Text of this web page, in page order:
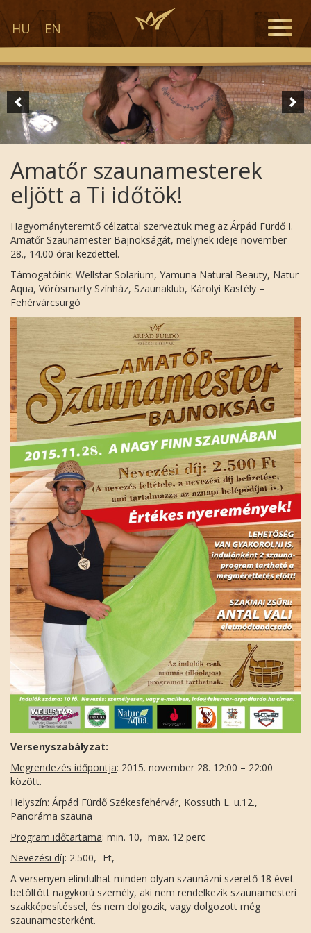
HU EN
Toggle
Amatőr szaunamesterek
eljött a Ti időtök!
Hagyományteremtő célzattal szerveztük meg az Árpád Fürdő I.
Amatőr Szaunamester Bajnokságát, melynek ideje november
28., 14.00 órai kezdettel.
Támogatóink: Wellstar Solarium, Yamuna Natural Beauty, Natur
Aqua, Vörösmarty Színház, Szaunaklub, Károlyi Kastély –
Fehérvárcsurgó
Versenyszabályzat:
Megrendezés időpontja: 2015. november 28. 12:00 – 22:00
között.
Helyszín: Árpád Fürdő Székesfehérvár, Kossuth L. u.12.,
Panoráma szauna
Program időtartama: min. 10, max. 12 perc
Nevezési díj: 2.500,- Ft,
A versenyen elindulhat minden olyan szaunázni szerető 18 évet
betöltött nagykorú személy, aki nem rendelkezik szaunamesteri
szakképesítéssel, és nem dolgozik, vagy dolgozott még
szaunamesterként.